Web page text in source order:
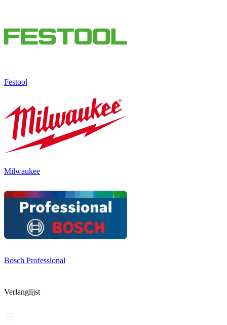
Festool
Milwaukee
Bosch Professional
Verlanglijst